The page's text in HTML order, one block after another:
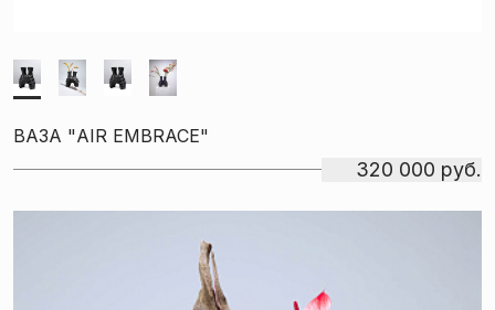
ВАЗА "AIR EMBRACE"
320 000 руб.